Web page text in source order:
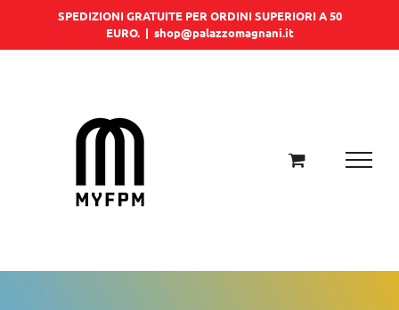
SPEDIZIONI GRATUITE PER ORDINI SUPERIORI A 50
EURO. | shop@palazzomagnani.it